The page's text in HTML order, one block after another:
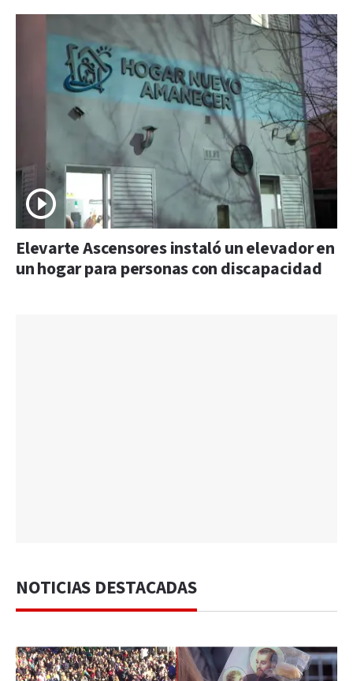
Elevarte Ascensores instaló un elevador en
un hogar para personas con discapacidad
NOTICIAS DESTACADAS